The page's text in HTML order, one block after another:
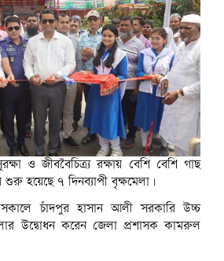
ও জীববৈচিত্র্য রক্ষায় বেশি বেশি গাছ
শুরু হয়েছে ৭ দিনব্যাপী বৃক্ষমেলা।
চাঁদপুর হাসান আলী সরকারি উচ্চ
উদ্বোধন করেন জেলা প্রশাসক কামরুল